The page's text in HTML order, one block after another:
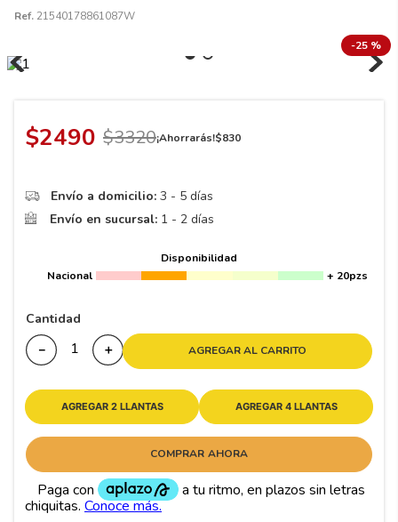
Ref. 21540178861087W
-25 %
$2490 $3320¡Ahorrarás!$830
Envío a domicilio: 3 - 5 días
Envío en sucursal: 1 - 2 días
Disponibilidad
Nacional
+ 20pzs
Cantidad
＋
－ AGREGAR AL CARRITO
AGREGAR 2 LLANTAS AGREGAR 4 LLANTAS
COMPRAR AHORA
6. 205
195